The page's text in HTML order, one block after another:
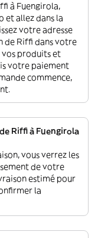
à Fuengirola,
et allez dans la
votre adresse
de Riffi dans votre
vos produits et
votre paiement
commence,
Riffi à Fuengirola
vous verrez les
de votre
estimé pour
la